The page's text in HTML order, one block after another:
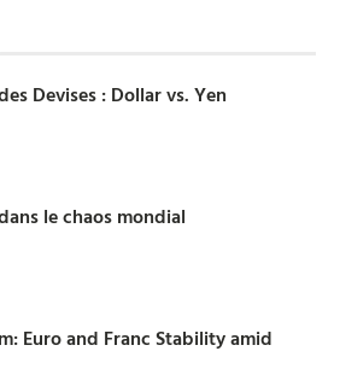
Devises : Dollar vs. Yen
le chaos mondial
Euro and Franc Stability amid